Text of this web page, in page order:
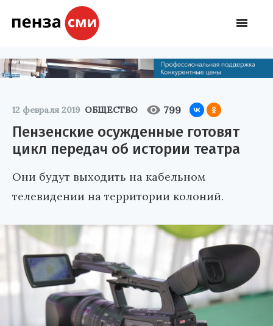
12 февраля 2019 ОБЩЕСТВО 799
Пензенские осужденные готовят
цикл передач об истории театра
Они будут выходить на кабельном
телевидении на территории колоний.